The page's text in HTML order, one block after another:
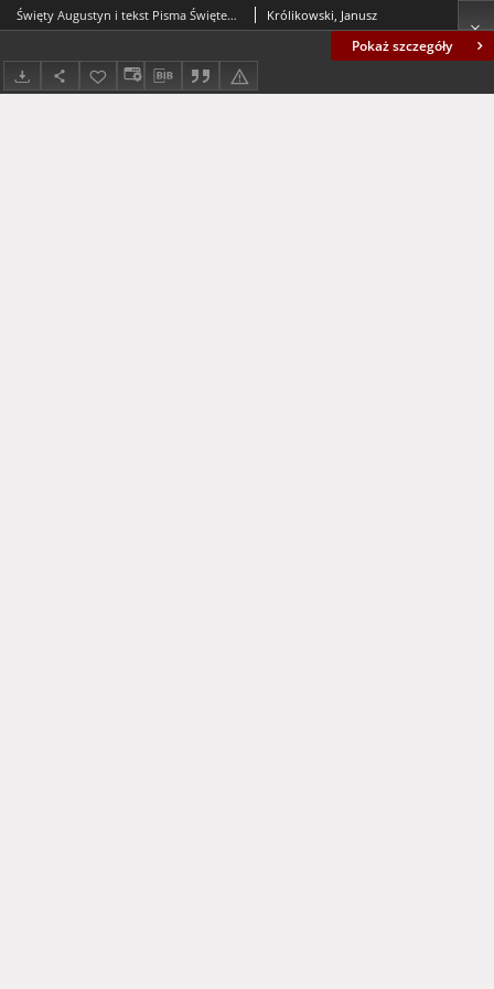
Pokaż szczegóły
Święty Augustyn i tekst Pisma Świętego = Saint Augustine and the Bible text Królikowski, Janusz